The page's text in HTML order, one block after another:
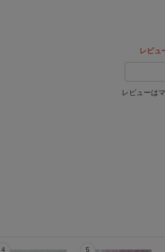
レビュ
レビューは